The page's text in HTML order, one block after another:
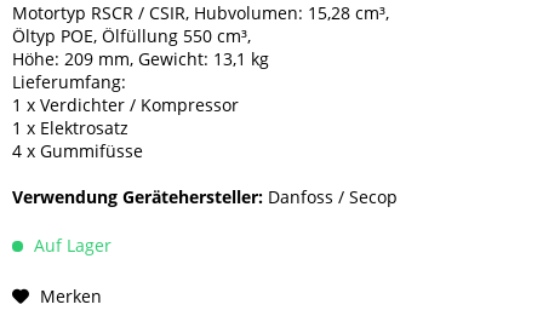
Motortyp RSCR / CSIR, Hubvolumen: 15,28 cm³,
Öltyp POE, Ölfüllung 550 cm³,
Höhe: 209 mm, Gewicht: 13,1 kg
Lieferumfang:
1 x Verdichter / Kompressor
1 x Elektrosatz
4 x Gummifüsse
Verwendung Gerätehersteller: Danfoss / Secop
Auf Lager
Merken